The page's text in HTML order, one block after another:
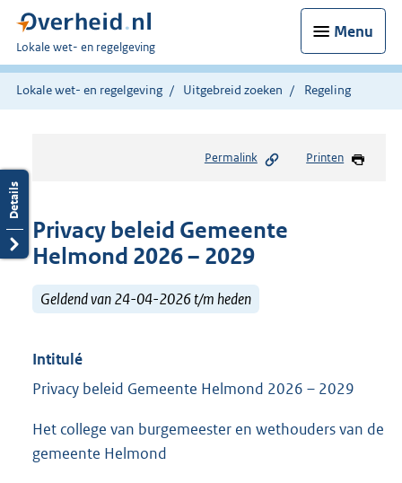
Menu
U
bent
hier:
Lokale wet- en regelgeving
Lokale wet- en regelgeving Uitgebreid zoeken Regeling
Permalink Printen
Privacy beleid Gemeente
Helmond 2026 – 2029
Geldend van 24-04-2026 t/m heden
Intitulé
Privacy beleid Gemeente Helmond 2026 – 2029
Het college van burgemeester en wethouders van de
gemeente Helmond